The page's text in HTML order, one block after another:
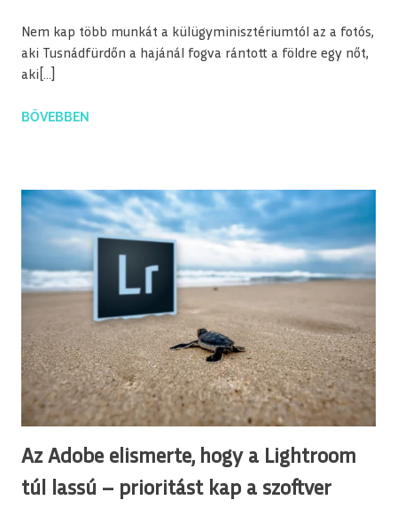
Nem kap több munkát a külügyminisztériumtól az a fotós,
aki Tusnádfürdőn a hajánál fogva rántott a földre egy nőt,
aki[…]
BŐVEBBEN
Az Adobe elismerte, hogy a Lightroom
túl lassú – prioritást kap a szoftver